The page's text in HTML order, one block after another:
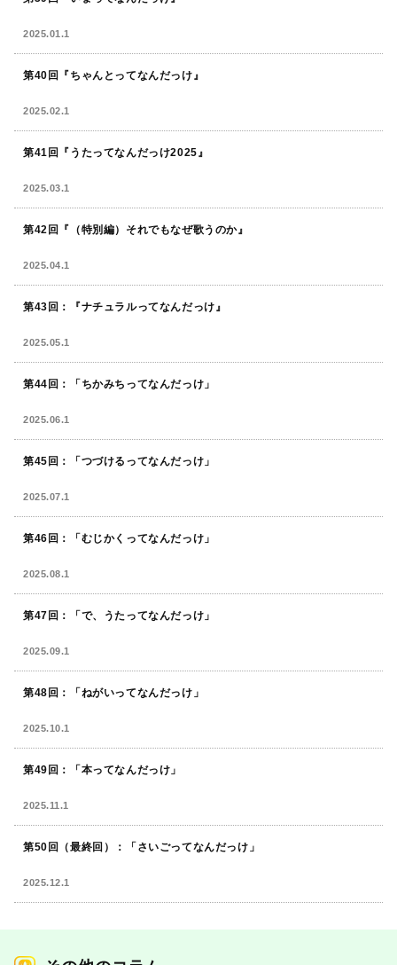
2025.01.1
第40回『ちゃんとってなんだっけ』
2025.02.1
第41回『うたってなんだっけ2025』
2025.03.1
第42回『（特別編）それでもなぜ歌うのか』
2025.04.1
第43回：『ナチュラルってなんだっけ』
2025.05.1
第44回：「ちかみちってなんだっけ」
2025.06.1
第45回：「つづけるってなんだっけ」
2025.07.1
第46回：「むじかくってなんだっけ」
2025.08.1
第47回：「で、うたってなんだっけ」
2025.09.1
第48回：「ねがいってなんだっけ」
2025.10.1
第49回：「本ってなんだっけ」
2025.11.1
第50回（最終回）：「さいごってなんだっけ」
2025.12.1